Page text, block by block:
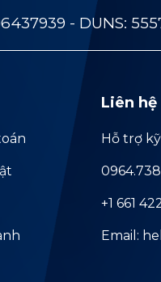
- DUNS:
Liên hệ
Hỗ trợ
+1 661
Email: